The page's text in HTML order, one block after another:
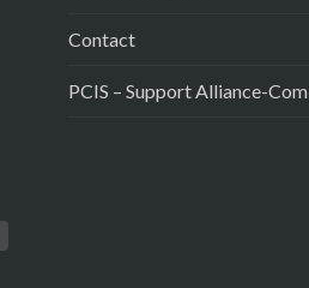
Contact
PCIS – Support Alliance-Com